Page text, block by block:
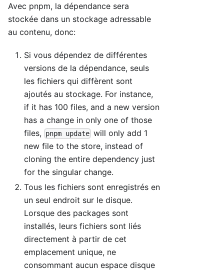
Avec pnpm, la dépendance sera
stockée dans un stockage adressable
au contenu, donc:
Si vous dépendez de différentes
versions de la dépendance, seuls
les fichiers qui diffèrent sont
ajoutés au stockage. For instance,
if it has 100 files, and a new version
has a change in only one of those
files,
pnpm update will only add 1
new file to the store, instead of
cloning the entire dependency just
for the singular change.
Tous les fichiers sont enregistrés en
un seul endroit sur le disque.
Lorsque des packages sont
installés, leurs fichiers sont liés
directement à partir de cet
emplacement unique, ne
consommant aucun espace disque